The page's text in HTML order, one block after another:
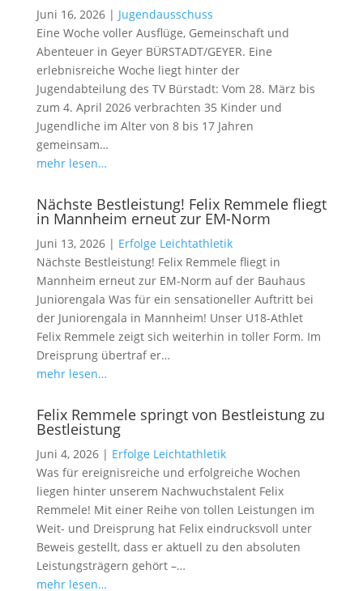
Juni 16, 2026| Jugendausschuss
Eine Woche voller Ausflüge, Gemeinschaft und
Abenteuer in Geyer BÜRSTADT/GEYER. Eine
erlebnisreiche Woche liegt hinter der
Jugendabteilung des TV Bürstadt: Vom 28. März bis
zum 4. April 2026 verbrachten 35 Kinder und
Jugendliche im Alter von 8 bis 17 Jahren
gemeinsam…
mehr lesen…
Nächste Bestleistung! Felix Remmele fliegt
in Mannheim erneut zur EM-Norm
Juni 13, 2026| Erfolge Leichtathletik
Nächste Bestleistung! Felix Remmele fliegt in
Mannheim erneut zur EM-Norm auf der Bauhaus
Juniorengala Was für ein sensationeller Auftritt bei
der Juniorengala in Mannheim! Unser U18-Athlet
Felix Remmele zeigt sich weiterhin in toller Form. Im
Dreisprung übertraf er…
mehr lesen…
Felix Remmele springt von Bestleistung zu
Bestleistung
Juni 4, 2026| Erfolge Leichtathletik
Was für ereignisreiche und erfolgreiche Wochen
liegen hinter unserem Nachwuchstalent Felix
Remmele! Mit einer Reihe von tollen Leistungen im
Weit- und Dreisprung hat Felix eindrucksvoll unter
Beweis gestellt, dass er aktuell zu den absoluten
Leistungsträgern gehört –…
mehr lesen…